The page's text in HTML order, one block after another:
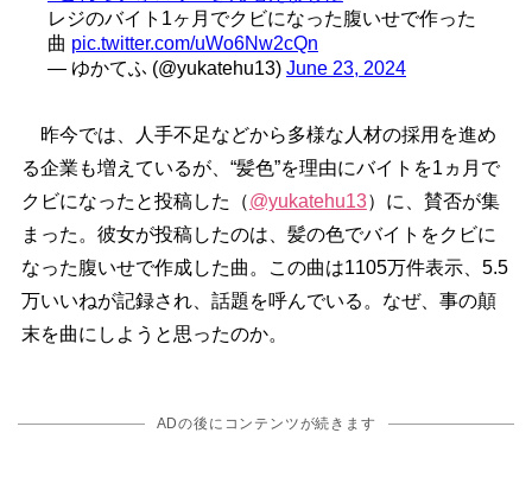
レジのバイト1ヶ月でクビになった腹いせで作った
曲 pic.twitter.com/uWo6Nw2cQn
— ゆかてふ (@yukatehu13) June 23, 2024
昨今では、人手不足などから多様な人材の採用を進め
る企業も増えているが、“髪色”を理由にバイトを1ヵ月で
クビになったと投稿した（@yukatehu13）に、賛否が集
まった。彼女が投稿したのは、髪の色でバイトをクビに
なった腹いせで作成した曲。この曲は1105万件表示、5.5
万いいねが記録され、話題を呼んでいる。なぜ、事の顛
末を曲にしようと思ったのか。
ADの後にコンテンツが続きます